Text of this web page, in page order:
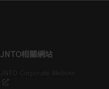
JNTO相關網站